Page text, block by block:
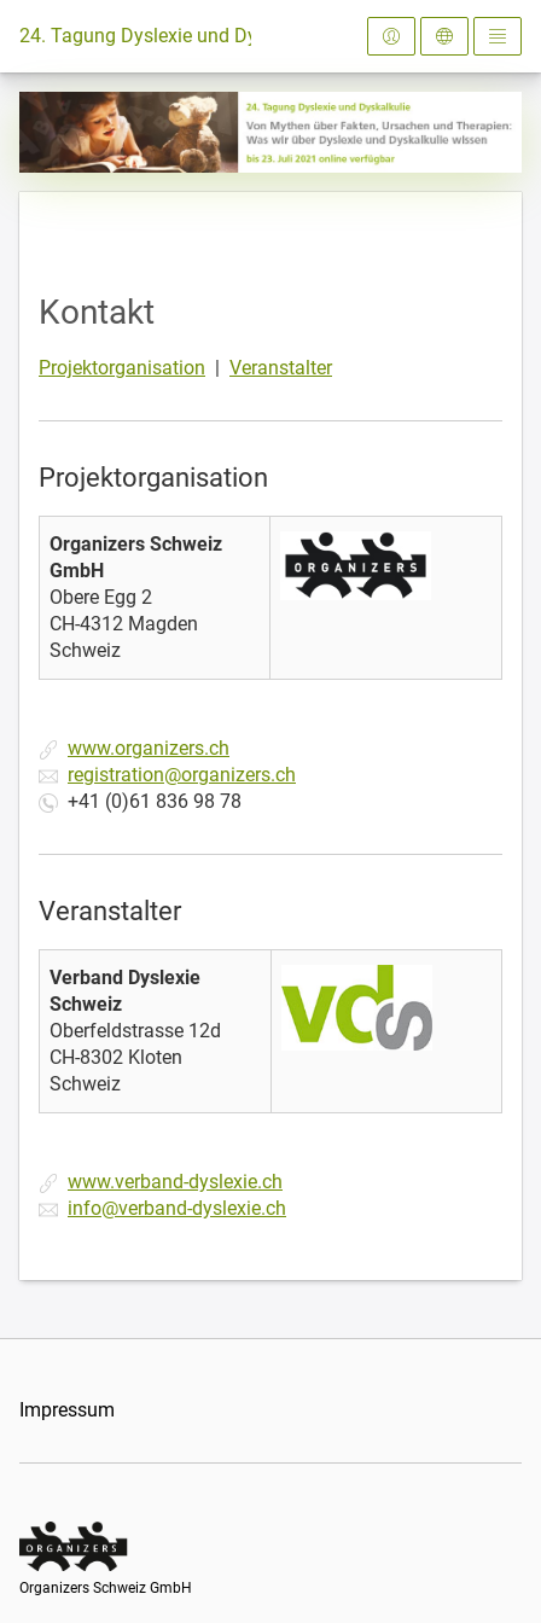
Zur Startseite
24. Tagung Dyslexie und Dyskalkulie 2021
Kontakt
Projektorganisation | Veranstalter
Projektorganisation
Organizers Schweiz
GmbH
Obere Egg 2
CH-4312 Magden
Schweiz
www.organizers.ch
registration@organizers.ch
+41 (0)61 836 98 78
Veranstalter
Verband Dyslexie
Schweiz
Oberfeldstrasse 12d
CH-8302 Kloten
Schweiz
www.verband-dyslexie.ch
info@verband-dyslexie.ch
Impressum
Organizers Schweiz GmbH
Organizers Schweiz GmbH